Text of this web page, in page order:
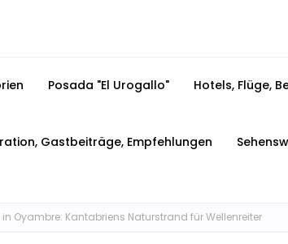
Posada "El Urogallo" Hotels, Flüge,
Gastbeiträge, Empfehlungen
in Oyambre: Kantabriens Naturstrand für Wellenreiter